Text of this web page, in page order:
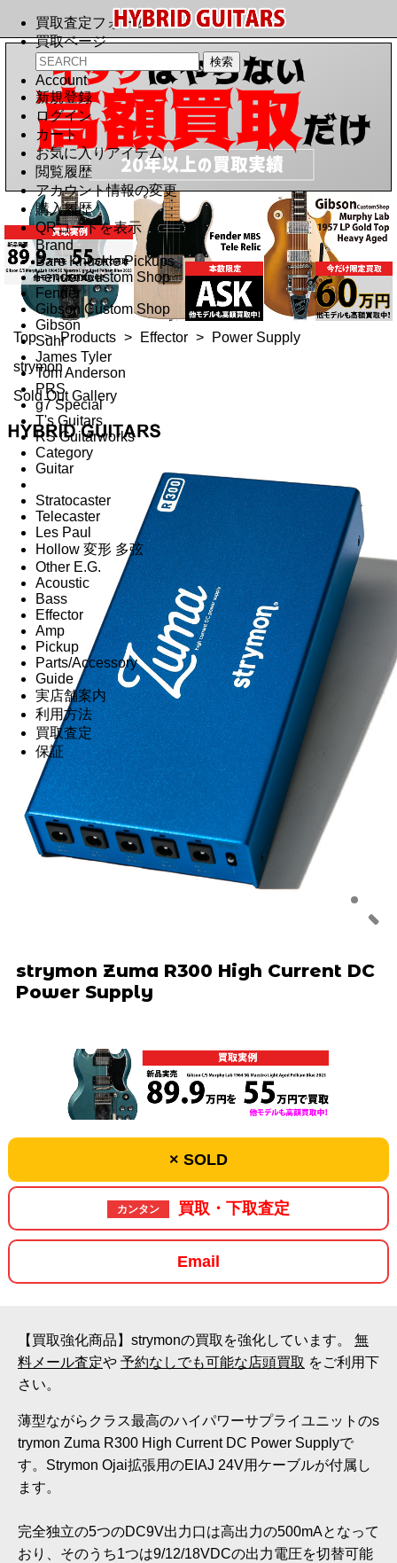
買取査定フォーム
買取ページ
Account
新規登録
ログイン
カート
お気に入りアイテム
閲覧履歴
アカウント情報の変更
購入履歴
QRコードを表示
Brand
Bare Knuckle Pickups
Fender Custom Shop
Fender
Gibson Custom Shop
Gibson
Suhr
James Tyler
Tom Anderson
PRS
g7 Special
T's Guitars
RS Guitarworks
Category
Guitar
Stratocaster
Telecaster
Les Paul
Hollow 変形 多弦
Other E.G.
Acoustic
Bass
Effector
Amp
Pickup
Parts/Accessory
Guide
実店舗案内
利用方法
買取査定
保証
Top > Products > Effector >
Power Supply
strymon
Sold Out Gallery
strymon Zuma R300 High Current DC
Power Supply
× SOLD
カンタン 買取・下取査定
Email
【買取強化商品】strymonの買取を強化しています。 無
料メール査定や 予約なしでも可能な店頭買取 をご利用下
さい。
薄型ながらクラス最高のハイパワーサプライユニットのs
trymon Zuma R300 High Current DC Power Supplyで
す。Strymon Ojai拡張用のEIAJ 24V用ケーブルが付属し
ます。
完全独立の5つのDC9V出力口は高出力の500mAとなって
おり、そのうち1つは9/12/18VDCの出力電圧を切替可能